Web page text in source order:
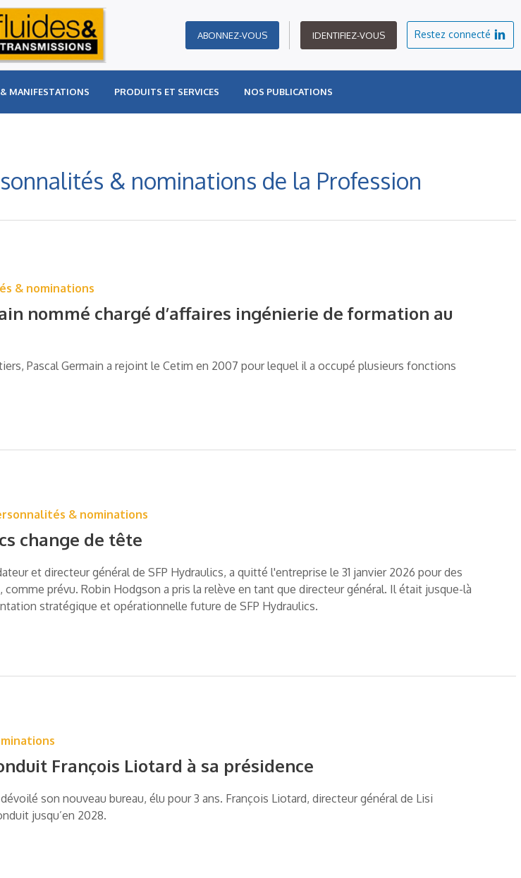
ABONNEZ-VOUS IDENTIFIEZ-VOUS Restez connecté
MANIFESTATIONS PRODUITS ET SERVICES NOS PUBLICATIONS
& nominations de la Profession
& nominations
nommé chargé d’affaires ingénierie de formation au
Pascal Germain a rejoint le Cetim en 2007 pour lequel il a occupé plusieurs fonctions
& nominations
change de tête
et directeur général de SFP Hydraulics, a quitté l'entreprise le 31 janvier 2026 pour des
comme prévu. Robin Hodgson a pris la relève en tant que directeur général. Il était jusque-là
stratégique et opérationnelle future de SFP Hydraulics.
François Liotard à sa présidence
son nouveau bureau, élu pour 3 ans. François Liotard, directeur général de Lisi
jusqu’en 2028.